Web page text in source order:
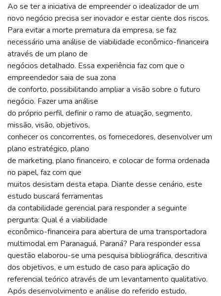
Ao se ter a iniciativa de empreender o idealizador de um
novo negócio precisa ser inovador e estar ciente dos riscos.
Para evitar a morte prematura da empresa, se faz
necessário uma análise de viabilidade econômico-financeira
através de um plano de
negócios detalhado. Essa experiência faz com que o
empreendedor saia de sua zona
de conforto, possibilitando ampliar a visão sobre o futuro
negócio. Fazer uma análise
do próprio perfil, definir o ramo de atuação, segmento,
missão, visão, objetivos,
conhecer os concorrentes, os fornecedores, desenvolver um
plano estratégico, plano
de marketing, plano financeiro, e colocar de forma ordenada
no papel, faz com que
muitos desistam desta etapa. Diante desse cenário, este
estudo buscará ferramentas
da contabilidade gerencial para responder a seguinte
pergunta: Qual é a viabilidade
econômico-financeira para abertura de uma transportadora
multimodal em Paranaguá, Paraná? Para responder essa
questão elaborou-se uma pesquisa bibliográfica, descritiva
dos objetivos, e um estudo de caso para aplicação do
referencial teórico através de um levantamento qualitativo.
Após desenvolvimento e análise do referido estudo,